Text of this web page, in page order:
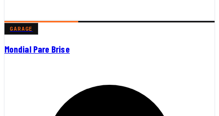
GARAGE
Mondial Pare Brise